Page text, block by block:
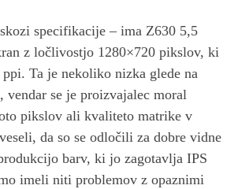
specifikacije – ima Z630 5,5
z ločlivostjo 1280×720 pikslov, ki
ppi. Ta je nekoliko nizka glede na
vendar se je proizvajalec moral
pikslov ali kvaliteto matrike v
da so se odločili za dobre vidne
barv, ki jo zagotavlja IPS
imeli niti problemov z opaznimi